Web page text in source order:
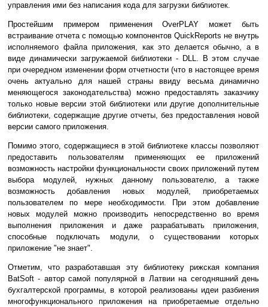
управления ими без написания кода для загрузки библиотек.
Простейшим примером применения OverPLAY может быть
встраивание отчета с помощью компонентов QuickReports не внутрь
исполняемого файла приложения, как это делается обычно, а в
виде динамически загружаемой библиотеки - DLL. В этом случае
при очередном изменении форм отчетности (что в настоящее время
очень актуально для нашей страны ввиду весьма динамично
меняющегося законодательства) можно предоставлять заказчику
только новые версии этой библиотеки или другие дополнительные
библиотеки, содержащие другие отчеты, без предоставления новой
версии самого приложения.
Помимо этого, содержащиеся в этой библиотеке классы позволяют
предоставить пользователям применяющих ее приложений
возможность настройки функциональности своих приложений путем
выбора модулей, нужных данному пользователю, а также
возможность добавления новых модулей, приобретаемых
пользователем по мере необходимости. При этом добавление
новых модулей можно производить непосредственно во время
выполнения приложения и даже разрабатывать приложения,
способные подключать модули, о существовании которых
приложение "не знает".
Отметим, что разработавшая эту библиотеку рижская компания
BatSoft - автор самой популярной в Латвии на сегодняшний день
бухгалтерской программы, в которой реализованы идеи разбиения
многофункционального приложения на приобретаемые отдельно